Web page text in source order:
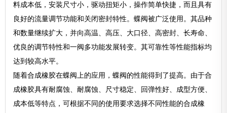
料成本低，安装尺寸小，驱动扭矩小，操作简单快捷，而且具有
良好的流量调节功能和关闭密封特性。蝶阀被广泛使用。其品种
和数量继续扩大，并向高温、高压、大口径、高密封、长寿命、
优良的调节特性和一阀多功能发展转变。其可靠性等性能指标均
达到较高水平。
随着合成橡胶在蝶阀上的应用，蝶阀的性能得到了提高。由于合
成橡胶具有耐腐蚀、耐腐蚀、尺寸稳定、回弹性好、成型方便、
成本低等特点，可根据不同的使用要求选择不同性能的合成橡